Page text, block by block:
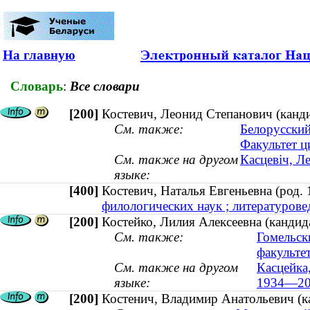
На главную
Словарь: Все словари
[200] Костевич, Леонид Степанович
См. также:
Факультет
См. также на другом
языке:
Касцевіч,
[400] Костевич, Наталья Евгеньевна
филологических наук ;
[200] Костейко, Лилия Алексеевна
См. также:
См. также на другом
языке:
[200] Костенич, Владимир Анатольевич